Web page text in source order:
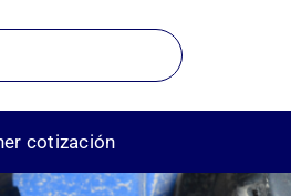
cotización